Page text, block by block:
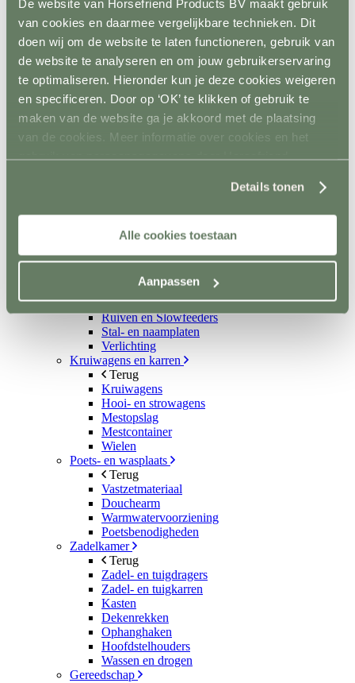
De website van Horsefriend Products BV maakt gebruik
van cookies en daarmee vergelijkbare technieken. Dit
doen wij om de website te laten functioneren, gebruik van
de website te analyseren en om jouw gebruikerservaring
te optimaliseren. Hieronder kun je deze cookies weigeren
en specificeren. Door op ‘OK’ te klikken of gebruik te
maken van de website ga je akkoord met de plaatsing
van de cookies. Meer informatie over cookies en het
gebruik van persoonsgegevens door Horsefriend
Details tonen
Alle cookies toestaan
Aanpassen
Isolatoren
Toebehoren schrikstroom
Horseguard schriklint
Metaal
Terug
Weidepoorten
Panelsystemen
Paddockafrastering
Buisklemmen DIY
Roflex mobiele afrastering
Terug
Mobiel
Inrichting en vervoer
Stalinrichting
Voerbakken
Drinkbakken
Ruiven en Slowfeeders
Stal- en naamplaten
Verlichting
Kruiwagens en karren
Terug
Kruiwagens
Hooi- en strowagens
Mestopslag
Mestcontainer
Wielen
Poets- en wasplaats
Terug
Vastzetmateriaal
Douchearm
Warmwatervoorziening
Poetsbenodigheden
Zadelkamer
Terug
Zadel- en tuigdragers
Zadel- en tuigkarren
Kasten
Dekenrekken
Ophanghaken
Hoofdstelhouders
Wassen en drogen
Gereedschap